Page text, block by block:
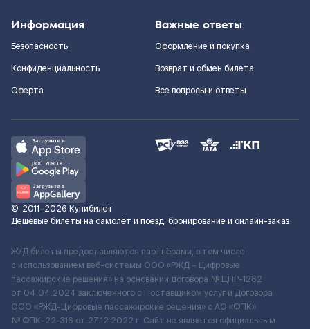
Информация
Безопасность
Конфиденциальность
Оферта
Важные ответы
Оформление и покупка
Возврат и обмен билета
Все вопросы и ответы
© 2011–2026 Купибилет
Дешёвые билеты на самолёт и поезд, бронирование и онлайн-заказ
Ж/Д билеты предоставляются партнёрами, в том числе
с использованием веб-системы ООО «РЖД – Цифровые
пассажирские решения» на основании договора № ЦПР-1282
от 04.04.2024 заключенного с Поставщиком услуг и Договора
ООО «РЖД-Цифровые пассажирские решения» c АО «ФПК»
№ ФПК-22-316 от 27.12.2022 г. Сайт не является официальным